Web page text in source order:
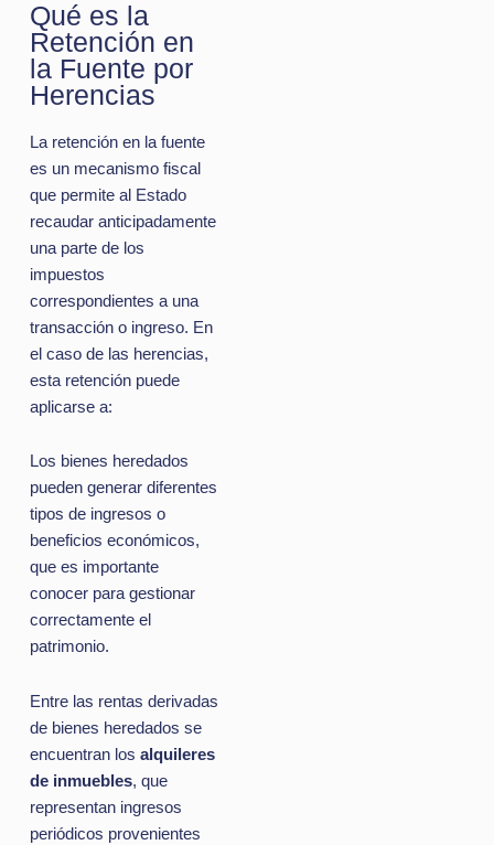
Qué es la
Retención en
la Fuente por
Herencias
La retención en la fuente
es un mecanismo fiscal
que permite al Estado
recaudar anticipadamente
una parte de los
impuestos
correspondientes a una
transacción o ingreso. En
el caso de las herencias,
esta retención puede
aplicarse a:
Los bienes heredados
pueden generar diferentes
tipos de ingresos o
beneficios económicos,
que es importante
conocer para gestionar
correctamente el
patrimonio.
Entre las rentas derivadas
de bienes heredados se
encuentran los alquileres
de inmuebles, que
representan ingresos
periódicos provenientes